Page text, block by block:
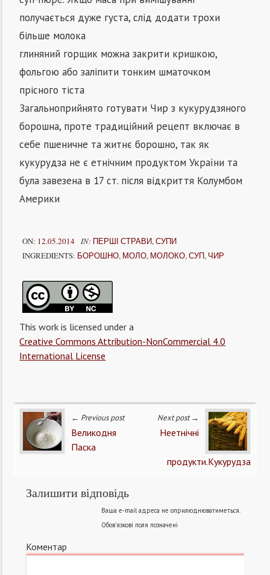
получається дуже густа, слід додати трохи
більше молока
глиняний горщик можна закрити кришкою,
фольгою або заліпити тонким шматочком
прісного тіста
Загальноприйнято готувати Чир з кукурудзяного
борошна, проте традиційний рецепт включає в
себе пшеничне та житнє борошно, так як
кукурудза не є етнічним продуктом України та
була завезена в 17 ст. після відкриття Колумбом
Америки
ON: 12.05.2014 IN: ПЕРШІ СТРАВИ,СУПИ
INGREDIENTS: БОРОШНО, МОЛО, МОЛОКО,СУП, ЧИР
This work is licensed under a
Creative Commons Attribution-NonCommercial 4.0
International License
← Previous post
Великодня
Паска
Next post →
Неетнічні
продукти.Кукурудза
Залишити відповідь
Ваша e-mail адреса не оприлюднюватиметься.
Обов’язкові поля позначені
Коментар